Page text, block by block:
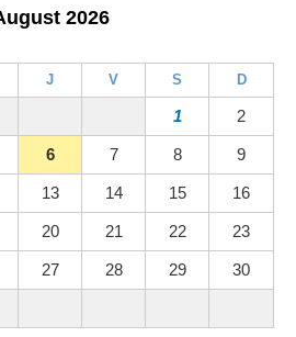
2026
J V S D
1 2
6 7 8 9
13 14 15 16
20 21 22 23
27 28 29 30